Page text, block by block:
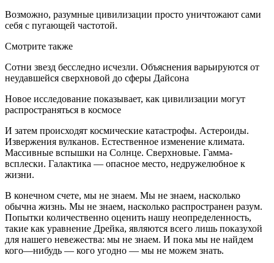
Возможно, разумные цивилизации просто уничтожают сами
себя с пугающей частотой.
Смотрите также
Сотни звезд бесследно исчезли. Объяснения варьируются от
неудавшейся сверхновой до сферы Дайсона
Новое исследование показывает, как цивилизации могут
распространяться в космосе
И затем происходят космические катастрофы. Астероиды.
Извержения вулканов. Естественное изменение климата.
Массивные вспышки на Солнце. Сверхновые. Гамма-
всплески. Галактика — опасное место, недружелюбное к
жизни.
В конечном счете, мы не знаем. Мы не знаем, насколько
обычна жизнь. Мы не знаем, насколько распространен разум.
Попытки количественно оценить нашу неопределенность,
такие как уравнение Дрейка, являются всего лишь показухой
для нашего невежества: мы не знаем. И пока мы не найдем
кого—нибудь — кого угодно — мы не можем знать.